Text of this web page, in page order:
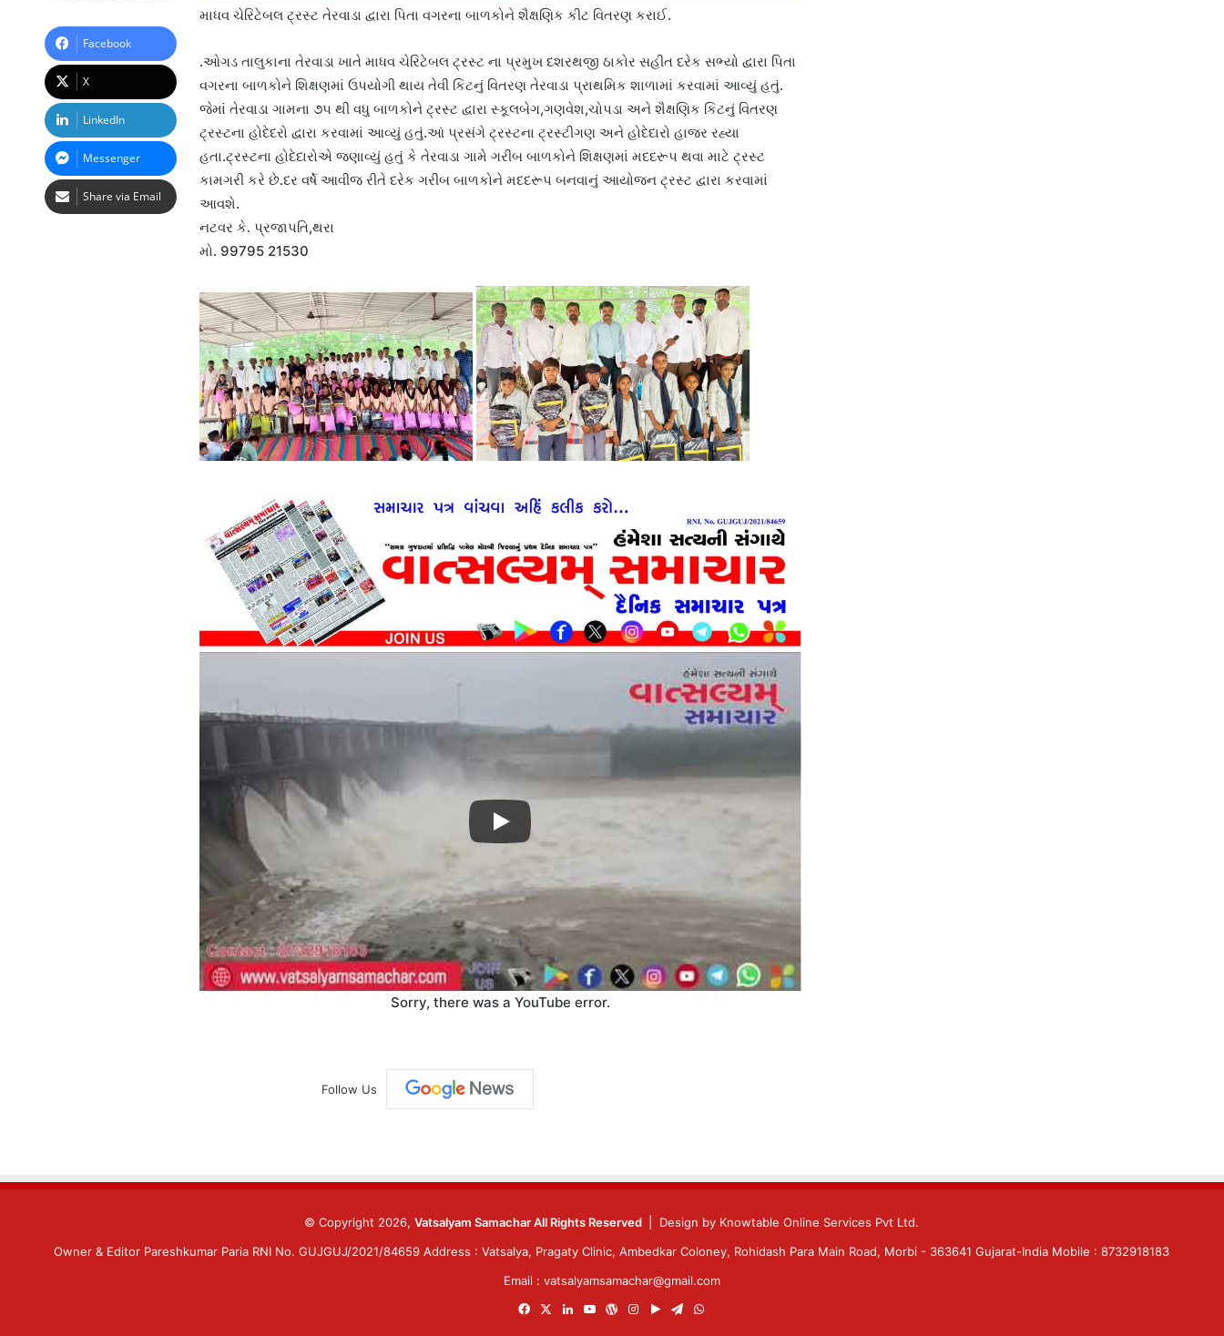
માધવ ચેરિટેબલ ટ્રસ્ટ તેરવાડા દ્વારા પિતા વગરના બાળકોને શૈક્ષણિક કીટ વિતરણ કરાઈ.
.ઓગડ તાલુકાના તેરવાડા ખાતે માધવ ચેરિટેબલ ટ્રસ્ટ ના પ્રમુખ દશરથજી ઠાકોર સહીત દરેક સભ્યો દ્વારા પિતા
વગરના બાળકોને શિક્ષણમાં ઉપયોગી થાય તેવી કિટનું વિતરણ તેરવાડા પ્રાથમિક શાળામાં કરવામાં આવ્યું હતું.
જેમાં તેરવાડા ગામના ૭૫ થી વધુ બાળકોને ટ્રસ્ટ દ્વારા સ્કૂલબેગ,ગણવેશ,ચોપડા અને શૈક્ષણિક કિટનું વિતરણ
ટ્રસ્ટના હોદેદરો દ્વારા કરવામાં આવ્યું હતું.આં પ્રસંગે ટ્રસ્ટના ટ્રસ્ટીગણ અને હોદેદારો હાજર રહ્યા
હતા.ટ્રસ્ટના હોદેદારોએ જણાવ્યું હતું કે તેરવાડા ગામે ગરીબ બાળકોને શિક્ષણમાં મદદરૂપ થવા માટે ટ્રસ્ટ
કામગરી કરે છે.દર વર્ષે આવીજ રીતે દરેક ગરીબ બાળકોને મદદરૂપ બનવાનું આયોજન ટ્રસ્ટ દ્વારા કરવામાં
આવશે.
નટવર કે. પ્રજાપતિ,થરા
મો. 99795 21530
Sorry, there was a YouTube error.
Facebook
X
LinkedIn
Messenger
Share via Email
Follow Us
© Copyright 2026,Vatsalyam Samachar All Rights Reserved | Design by Knowtable Online Services Pvt Ltd.
Owner & Editor Pareshkumar Paria RNI No. GUJGUJ/2021/84659 Address : Vatsalya, Pragaty Clinic, Ambedkar Coloney, Rohidash Para Main Road, Morbi - 363641 Gujarat-India Mobile : 8732918183
Email : vatsalyamsamachar@gmail.com
FacebookLinkedInYouTubeWordPress
Instagram
GoogleTelegramWhatsApp